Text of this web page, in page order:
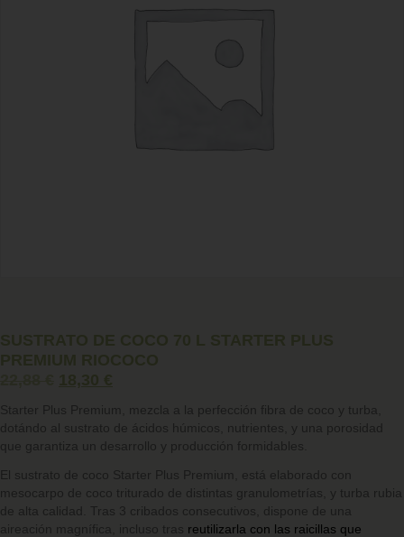
SUSTRATO DE COCO 70 L STARTER PLUS
PREMIUM RIOCOCO
18,30 €
Starter Plus Premium, mezcla a la perfección fibra de coco y turba,
dotándo al sustrato de ácidos húmicos, nutrientes, y una porosidad
que garantiza un desarrollo y producción formidables.
El sustrato de coco Starter Plus Premium, está elaborado con
mesocarpo de coco triturado de distintas granulometrías, y turba rubia
de alta calidad. Tras 3 cribados consecutivos, dispone de una
aireación magnífica, incluso tras reutilizarla con las raicillas que